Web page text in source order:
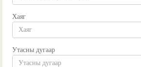
Хаяг
Утасны дугаар